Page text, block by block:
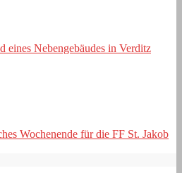
eines Nebengebäudes in Verditz
Wochenende für die FF St. Jakob